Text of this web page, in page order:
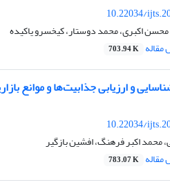
10.22034/
محسن اکبری، محمد دوستار، کیخسرو یاکیده
703.94 K
و ارزیابی جذابیت‌ها و موانع
10.22034/
اکبر فرهنگ، افشین بازگیر
783.07 K